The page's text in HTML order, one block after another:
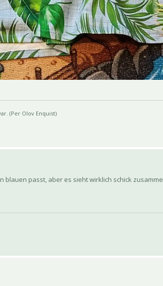
(Per Olov Enquist)
passt, aber es sieht wirklich schick